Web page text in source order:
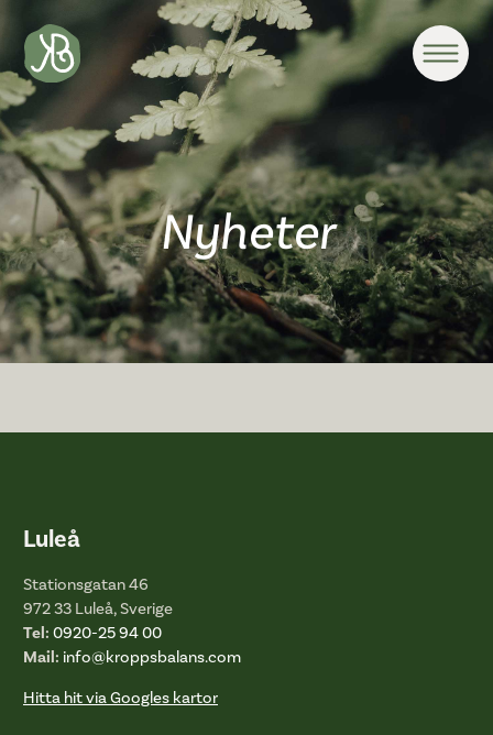
Nyheter
Luleå
Stationsgatan 46
972 33 Luleå, Sverige
Tel: 0920-25 94 00
Mail: info@kroppsbalans.com
Hitta hit via Googles kartor